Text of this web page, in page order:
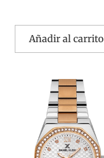
Añadir al carrito